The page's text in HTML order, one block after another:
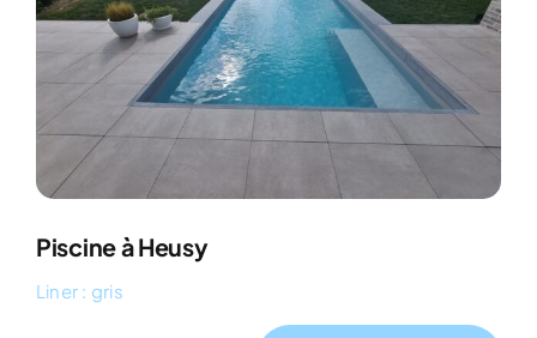
Piscine à Heusy
Liner : gris